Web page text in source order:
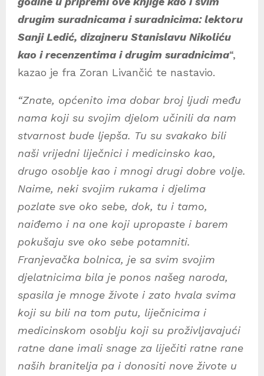
drugim suradnicama i suradnicima: lektoru
Sanji Ledić, dizajneru Stanislavu Nikoliću
kao i recenzentima i drugim suradnicima“,
kazao je fra Zoran Livančić te nastavio.
“Znate, općenito ima dobar broj ljudi među
nama koji su svojim djelom učinili da nam
stvarnost bude ljepša. Tu su svakako bili
naši vrijedni liječnici i medicinsko kao,
drugo osoblje kao i mnogi drugi dobre volje.
Naime, neki svojim rukama i djelima
pozlate sve oko sebe, dok, tu i tamo,
naiđemo i na one koji upropaste i barem
pokušaju sve oko sebe potamniti.
Franjevačka bolnica, je sa svim svojim
djelatnicima bila je ponos našeg naroda,
spasila je mnoge živote i zato hvala svima
koji su bili na tom putu, liječnicima i
medicinskom osoblju koji su proživljavajući
ratne dane imali snage za liječiti ratne rane
naših branitelja pa i donositi nove živote u